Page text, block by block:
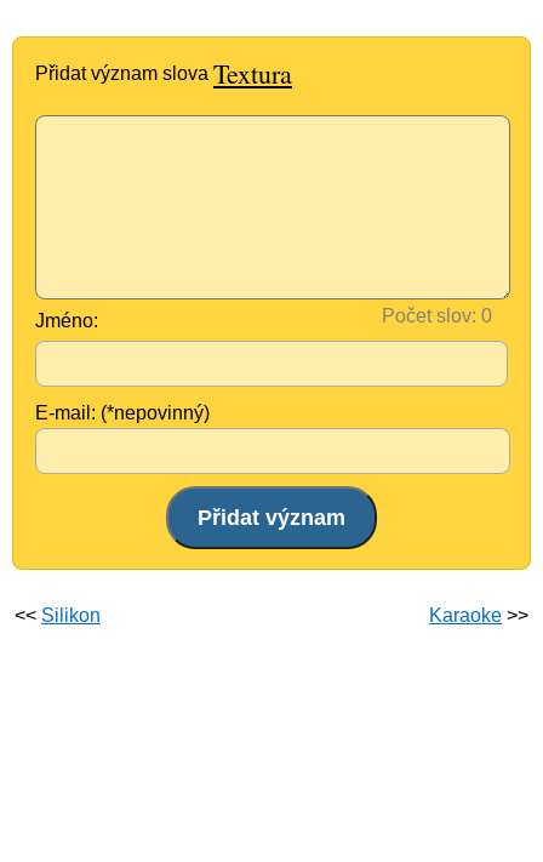
Přidat význam slova Textura
Počet slov:
Jméno:
E-mail: (*nepovinný)
<< Silikon Karaoke >>